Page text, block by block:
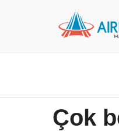
Çok